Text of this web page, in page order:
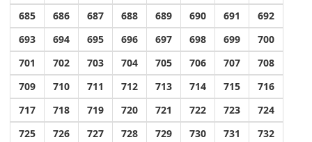
685
686 687 688 689 690 691
692
693
694 695 696 697 698 699
700
701
702 703 704 705 706 707
708
709
710 711 712 713 714 715
716
717
718 719 720 721 722 723
724
725
726 727 728 729 730 731
732